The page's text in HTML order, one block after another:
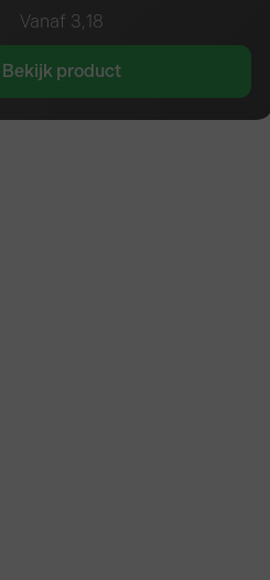
Vanaf 3,18
Bekijk product